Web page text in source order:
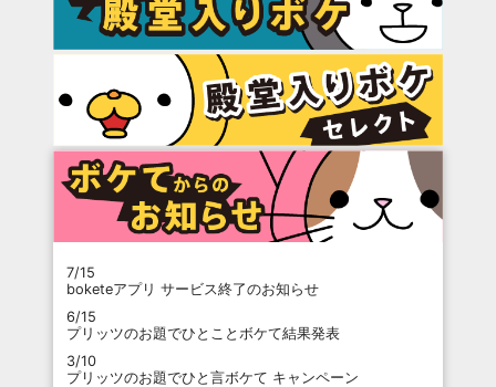
7/15
boketeアプリ サービス終了のお知らせ
6/15
プリッツのお題でひとことボケて結果発表
3/10
プリッツのお題でひと言ボケて キャンペーン